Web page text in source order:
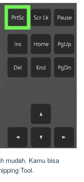
mudah. Kamu bisa
Tool.